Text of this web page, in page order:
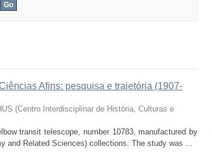
Afins: pesquisa e trajetória (1907-
(Centro Interdisciplinar de História, Culturas e
transit telescope, number 10783, manufactured by
and Related Sciences) collections. The study was ...